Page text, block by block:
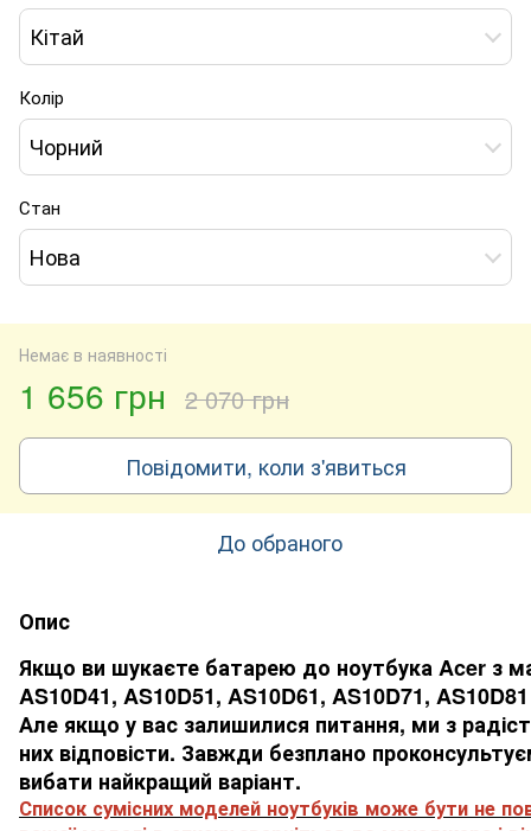
Кітай
Колір
Чорний
Стан
Нова
Немає в наявності
1 656 грн 2 070 грн
Повідомити, коли з'явиться
До обраного
Опис
Якщо ви шукаєте батарею до ноутбука Acer з
AS10D41, AS10D51, AS10D61, AS10D71,
Але якщо у вас залишилися питання, ми з
них відповісти. Завжди безплано
вибати найкращий варіант.
Список сумісних моделей ноутбуків може бути не